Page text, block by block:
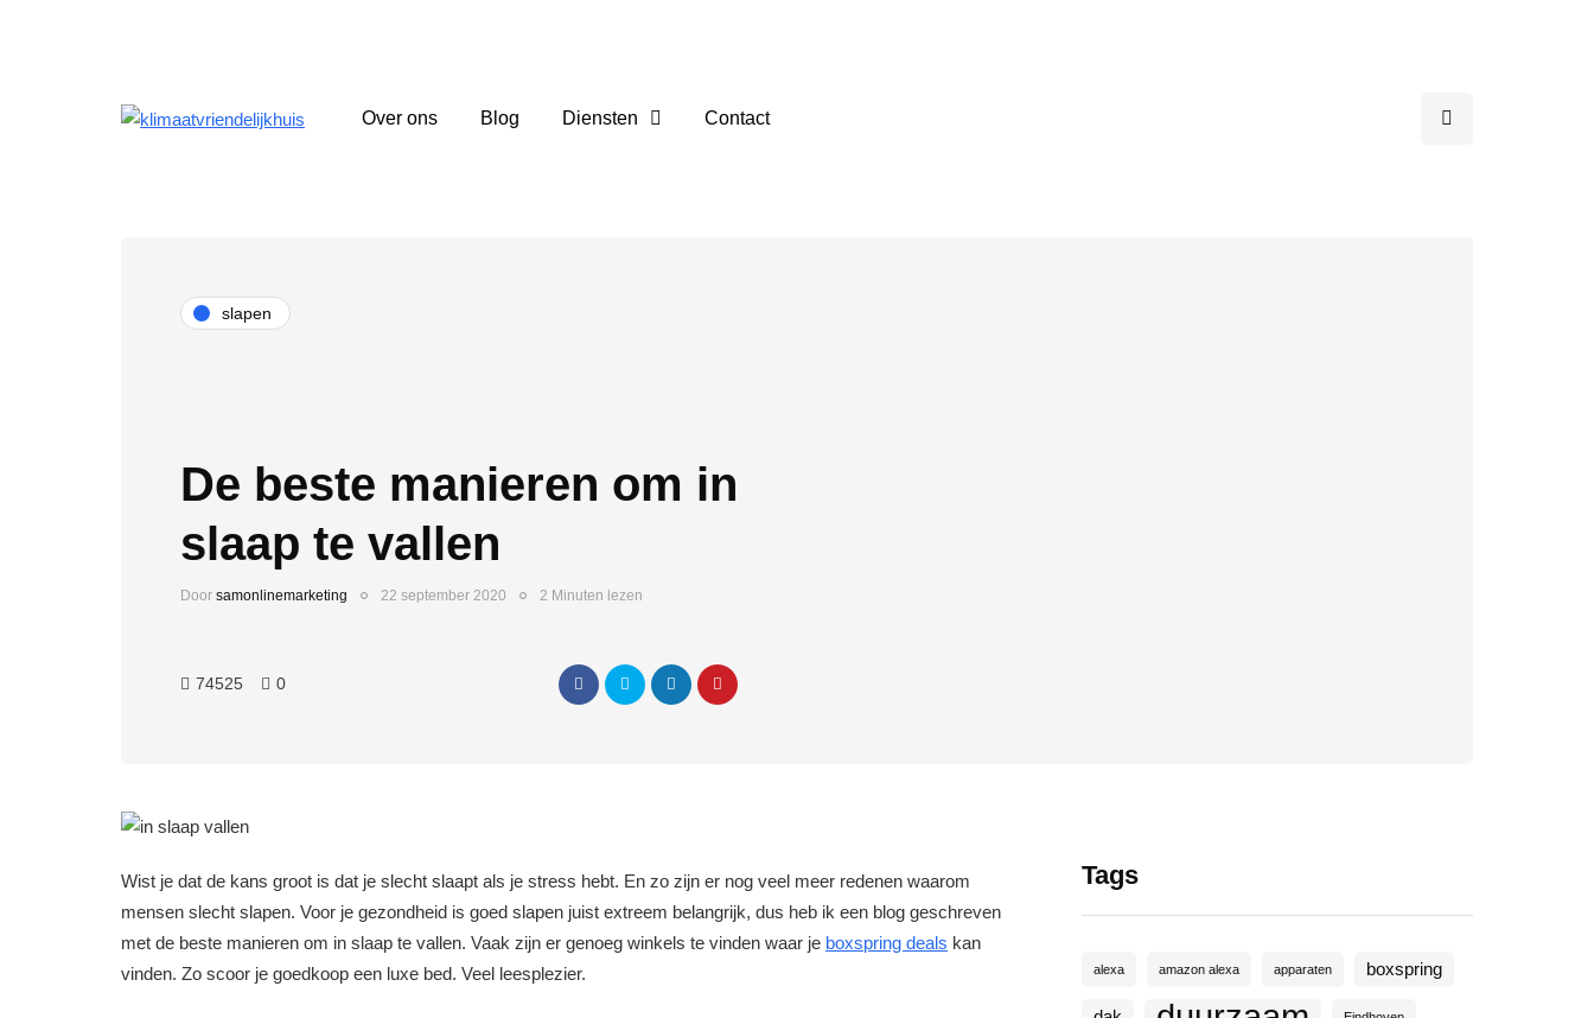
Over ons Blog Diensten Contact
slapen
De beste manieren om in
slaap te vallen
Door samonlinemarketing 22 september 2020 2 Minuten lezen
74525 0
Wist je dat de kans groot is dat je slecht slaapt als je stress hebt. En zo zijn er nog veel meer redenen waarom
mensen slecht slapen. Voor je gezondheid is goed slapen juist extreem belangrijk, dus heb ik een blog geschreven
met de beste manieren om in slaap te vallen. Vaak zijn er genoeg winkels te vinden waar je boxspring deals kan
vinden. Zo scoor je goedkoop een luxe bed. Veel leesplezier.
Tags
alexa amazon alexa apparaten boxspring